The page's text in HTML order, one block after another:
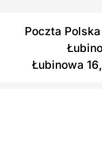
Poczta
Łubinowa